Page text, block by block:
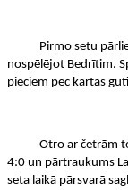
Pirmo setu
nospēlējot Bedrītim.
pieciem pēc kārtas
Otro ar četrām
4:0 un pārtraukums
seta laikā pārsvarā